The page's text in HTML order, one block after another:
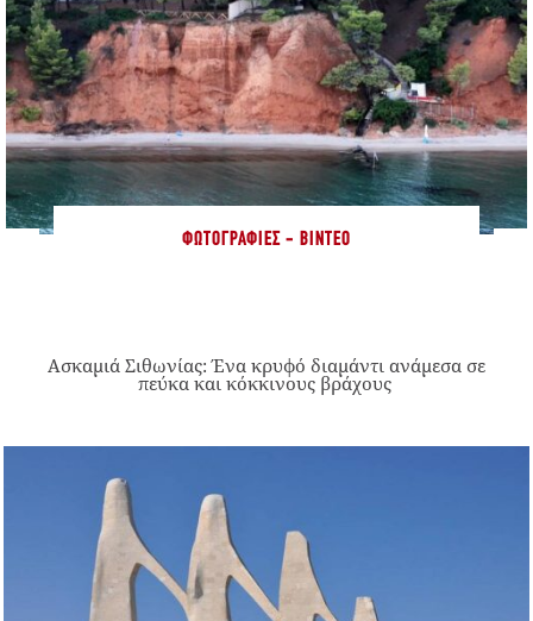
ΦΩΤΟΓΡΑΦΊΕΣ - ΒΊΝΤΕΟ
Ασκαμιά Σιθωνίας: Ένα κρυφό διαμάντι ανάμεσα σε
πεύκα και κόκκινους βράχους